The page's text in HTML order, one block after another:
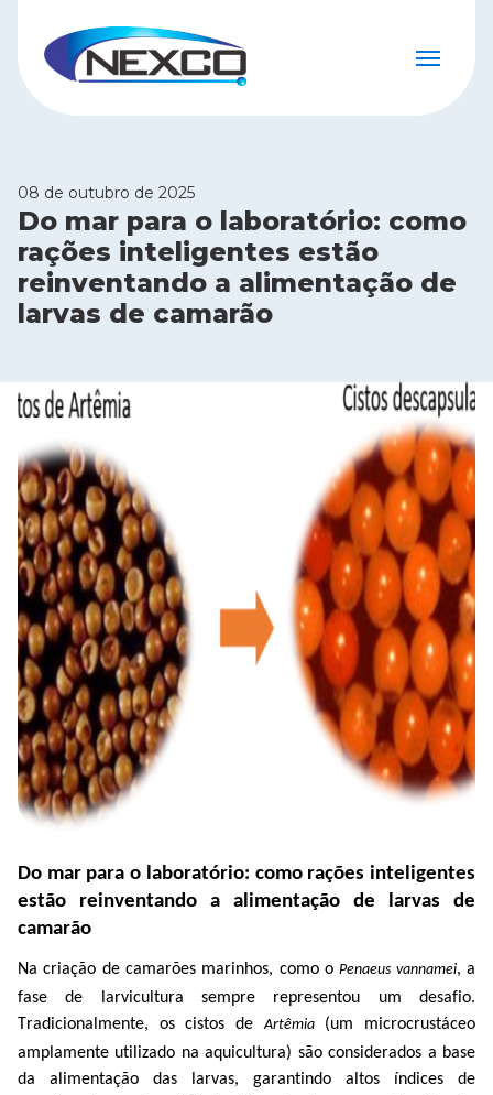
08 de outubro de 2025
Do mar para o laboratório: como
rações inteligentes estão
reinventando a alimentação de
larvas de camarão
Do mar para o laboratório: como rações inteligentes
estão reinventando a alimentação de larvas de
camarão
Na criação de camarões marinhos, como oPenaeus vannamei, a
fase de larvicultura sempre representou um desafio.
Tradicionalmente, os cistos deArtêmia(um microcrustáceo
amplamente utilizado na aquicultura) são considerados a base
da alimentação das larvas, garantindo altos índices de